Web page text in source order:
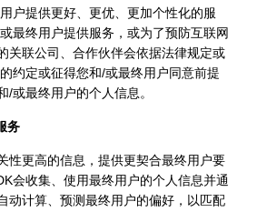
户提供更好、更优、更加个性化的服
最终用户提供服务，或为了预防互联网
关联公司、合作伙伴会依据法律规定或
约定或征得您和/或最终用户同意前提
/或最终用户的个人信息。
务
性更高的信息，提供更契合最终用户要
会收集、使用最终用户的个人信息并通
动计算、预测最终用户的偏好，以匹配